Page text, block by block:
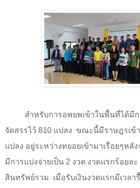
สำหรับการอพยพเข้าในพื้นที่ได้มี
จัดสรรไว้ 810 แปลง ขณะนี้มีราษฎรเข้
แปลง อยู่ระหว่างทยอยเข้ามาเรื่อยๆหลั
มีการแบ่งจ่ายเป็น 2 งวด งวดแรกร้อยละ
สินทรัพย์รวม
เมื่อรับเงินงวดแรกมีเวลา